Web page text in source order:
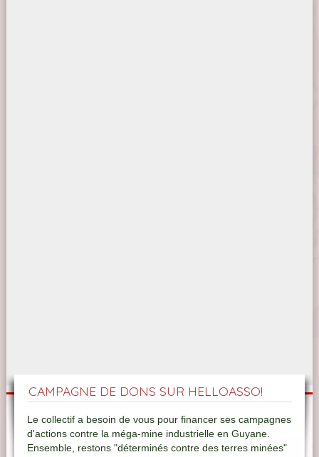
CAMPAGNE DE DONS SUR HELLOASSO!
Le collectif a besoin de vous pour financer ses campagnes
d'actions contre la méga-mine industrielle en Guyane.
Ensemble, restons "déterminés contre des terres minées"